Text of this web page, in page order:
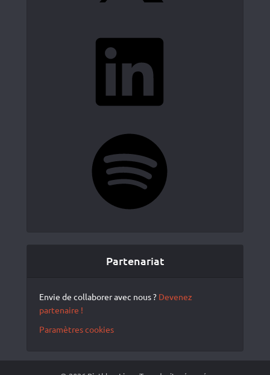
Partenariat
Envie de collaborer avec nous ? Devenez
partenaire !
Paramètres cookies